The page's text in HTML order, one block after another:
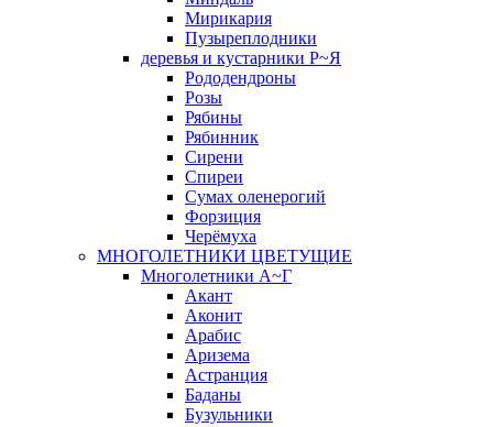
Мирикария
Пузыреплодники
деревья и кустарники Р~Я
Рододендроны
Розы
Рябины
Рябинник
Сирени
Спиреи
Сумах оленерогий
Форзиция
Черёмуха
МНОГОЛЕТНИКИ ЦВЕТУЩИЕ
Многолетники А~Г
Акант
Аконит
Арабис
Аризема
Астранция
Баданы
Бузульники